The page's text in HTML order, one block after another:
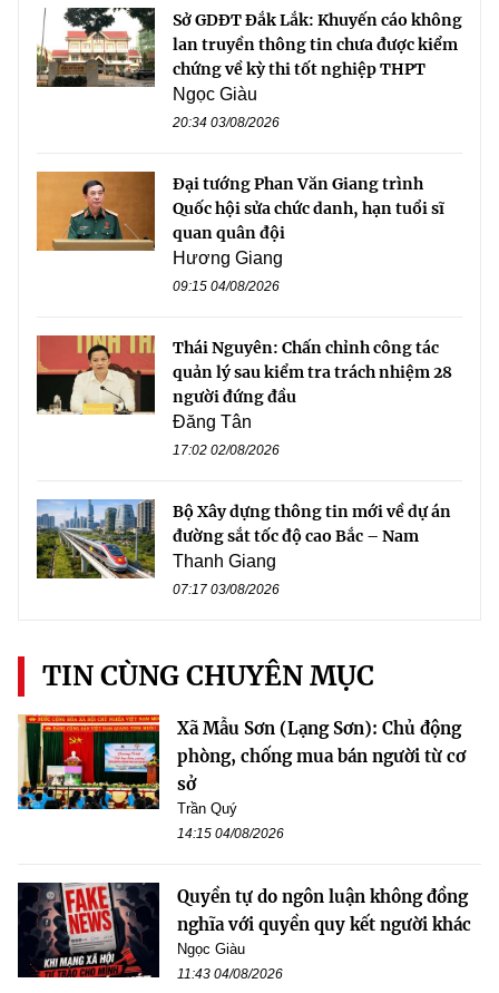
Sở GDĐT Đắk Lắk: Khuyến cáo không
lan truyền thông tin chưa được kiểm
chứng về kỳ thi tốt nghiệp THPT
Ngọc Giàu
20:34 03/08/2026
Đại tướng Phan Văn Giang trình
Quốc hội sửa chức danh, hạn tuổi sĩ
quan quân đội
Hương Giang
09:15 04/08/2026
Thái Nguyên: Chấn chỉnh công tác
quản lý sau kiểm tra trách nhiệm 28
người đứng đầu
Đăng Tân
17:02 02/08/2026
Bộ Xây dựng thông tin mới về dự án
đường sắt tốc độ cao Bắc – Nam
Thanh Giang
07:17 03/08/2026
TIN CÙNG CHUYÊN MỤC
Xã Mẫu Sơn (Lạng Sơn): Chủ động
phòng, chống mua bán người từ cơ
sở
Trần Quý
14:15 04/08/2026
Quyền tự do ngôn luận không đồng
nghĩa với quyền quy kết người khác
Ngọc Giàu
11:43 04/08/2026